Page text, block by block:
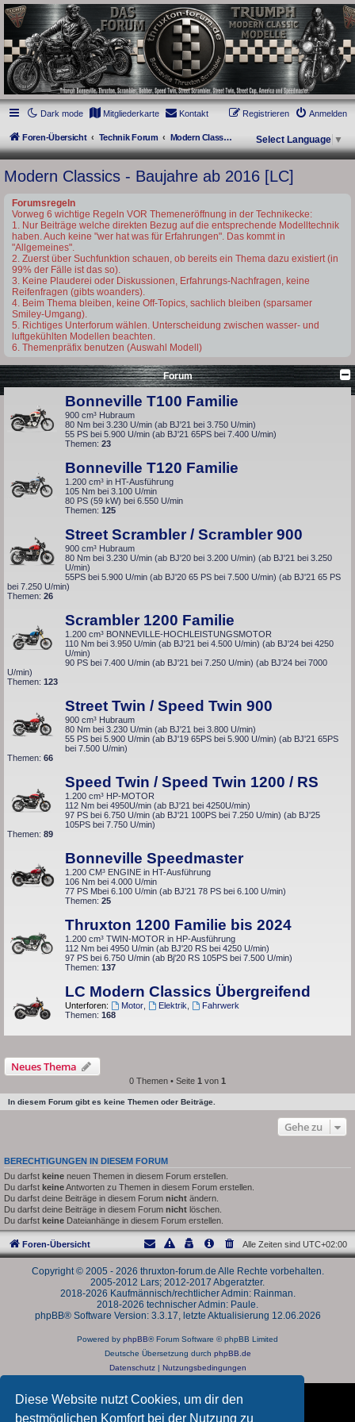
Diese Website nutzt Cookies, um dir den
bestmöglichen Komfort bei der Nutzung zu
thruxton-forum.de
DAS FORUM! Alles rund um die Triumph Modern Classic Modelle. Das Forum für
die New Bonneville Baureihen ab BJ 2001. Triumph Bonneville, Thruxton,
Scrambler, Bobber, Speed Twin, Street Scrambler, Street Twin, Street Cup, America
und Speedmaster.
Dark mode
Mitgliederkarte Kontakt Anmelden
Registrieren
Foren-Übersicht Technik Forum Modern Classics - Baujahre ab 2016 [LC] Select Language ▼
Modern Classics - Baujahre ab 2016 [LC]
Forumsregeln
Vorweg 6 wichtige Regeln VOR Themeneröffnung in der Technikecke:
1. Nur Beiträge welche direkten Bezug auf die entsprechende Modelltechnik
haben. Auch keine "wer hat was für Erfahrungen". Das kommt in
"Allgemeines".
2. Zuerst über Suchfunktion schauen, ob bereits ein Thema dazu existiert (in
99% der Fälle ist das so).
3. Keine Plauderei oder Diskussionen, Erfahrungs-Nachfragen, keine
Reifenfragen (gibts woanders).
4. Beim Thema bleiben, keine Off-Topics, sachlich bleiben (sparsamer
Smiley-Umgang).
5. Richtiges Unterforum wählen. Unterscheidung zwischen wasser- und
luftgekühlten Modellen beachten.
6. Themenpräfix benutzen (Auswahl Modell)
Forum
Bonneville T100 Familie
900 cm³ Hubraum
80 Nm bei 3.230 U/min (ab BJ'21 bei 3.750 U/min)
55 PS bei 5.900 U/min (ab BJ'21 65PS bei 7.400 U/min)
Themen: 23
Bonneville T120 Familie
1.200 cm³ in HT-Ausführung
105 Nm bei 3.100 U/min
80 PS (59 kW) bei 6.550 U/min
Themen: 125
Street Scrambler / Scrambler 900
900 cm³ Hubraum
80 Nm bei 3.230 U/min (ab BJ'20 bei 3.200 U/min) (ab BJ'21 bei 3.250
U/min)
55PS bei 5.900 U/min (ab BJ'20 65 PS bei 7.500 U/min) (ab BJ'21 65 PS
bei 7.250 U/min)
Themen: 26
Scrambler 1200 Familie
1.200 cm³ BONNEVILLE-HOCHLEISTUNGSMOTOR
110 Nm bei 3.950 U/min (ab BJ'21 bei 4.500 U/min) (ab BJ'24 bei 4250
U/min)
90 PS bei 7.400 U/min (ab BJ'21 bei 7.250 U/min) (ab BJ'24 bei 7000
U/min)
Themen: 123
Street Twin / Speed Twin 900
900 cm³ Hubraum
80 Nm bei 3.230 U/min (ab BJ'21 bei 3.800 U/min)
55 PS bei 5.900 U/min (ab BJ'19 65PS bei 5.900 U/min) (ab BJ'21 65PS
bei 7.500 U/min)
Themen: 66
Speed Twin / Speed Twin 1200 / RS
1.200 cm³ HP-MOTOR
112 Nm bei 4950U/min (ab BJ'21 bei 4250U/min)
97 PS bei 6.750 U/min (ab BJ'21 100PS bei 7.250 U/min) (ab BJ'25
105PS bei 7.750 U/min)
Themen: 89
Bonneville Speedmaster
1.200 CM³ ENGINE in HT-Ausführung
106 Nm bei 4.000 U/min
77 PS Mbei 6.100 U/min (ab BJ'21 78 PS bei 6.100 U/min)
Themen: 25
Thruxton 1200 Familie bis 2024
1.200 cm³ TWIN-MOTOR in HP-Ausführung
112 Nm bei 4950 U/min (ab BJ'20 RS bei 4250 U/min)
97 PS bei 6.750 U/min (ab Bj'20 RS 105PS bei 7.500 U/min)
Themen: 137
LC Modern Classics Übergreifend
Unterforen: Motor, Elektrik
Fahrwerk
Themen: 168
Neues Thema
0 Themen • Seite 1 von 1
In diesem Forum gibt es keine Themen oder Beiträge.
Gehe zu
BERECHTIGUNGEN IN DIESEM FORUM
Du darfst keine neuen Themen in diesem Forum erstellen.
Du darfst keineAntworten zu Themen in diesem Forum erstellen.
Du darfst deine Beiträge in diesem Forum nicht ändern.
Du darfst deine Beiträge in diesem Forum nicht löschen.
Du darfst keine Dateianhänge in diesem Forum erstellen.
Foren-Übersicht Alle Zeiten sind UTC+02:00
Copyright © 2005 - 2026 thruxton-forum.de Alle Rechte vorbehalten.
2005-2012 Lars; 2012-2017 Abgeratzter.
2018-2026 Kaufmännisch/rechtlicher Admin: Rainman.
2018-2026 technischer Admin: Paule.
phpBB® Software Version: 3.3.17, letzte Aktualisierung 12.06.2026
Powered by phpBB® Forum Software © phpBB Limited
Deutsche Übersetzung durch phpBB.de
Datenschutz| Nutzungsbedingungen